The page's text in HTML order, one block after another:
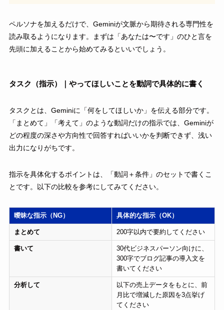
ペルソナを加えるだけで、Geminiが文脈から期待される専門性を
読み取るようになります。まずは「あなたは〜です」のひと言を
先頭に加えることから始めてみるといいでしょう。
タスク（指示）｜やってほしいことを動詞で具体的に書く
タスクとは、Geminiに「何をしてほしいか」を伝える部分です。
「まとめて」「考えて」のような動詞だけの指示では、Geminiが
どの程度の深さや方向性で回答すればいいかを判断できず、浅い
出力になりがちです。
指示を具体化するポイントは、「動詞＋条件」のセットで書くこ
とです。以下の比較を参考にしてみてください。
曖昧な指示（NG） 具体的な指示（OK）
まとめて 200字以内で要約してください
書いて
30代ビジネスパーソン向けに、
300字でブログ記事の導入文を
書いてください
分析して
以下の売上データをもとに、前
月比で増減した原因を3点挙げ
てください